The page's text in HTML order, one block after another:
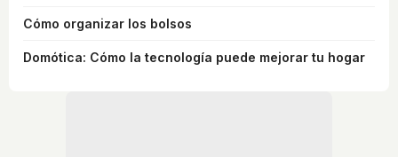
Cómo organizar los bolsos
Domótica: Cómo la tecnología puede mejorar tu hogar